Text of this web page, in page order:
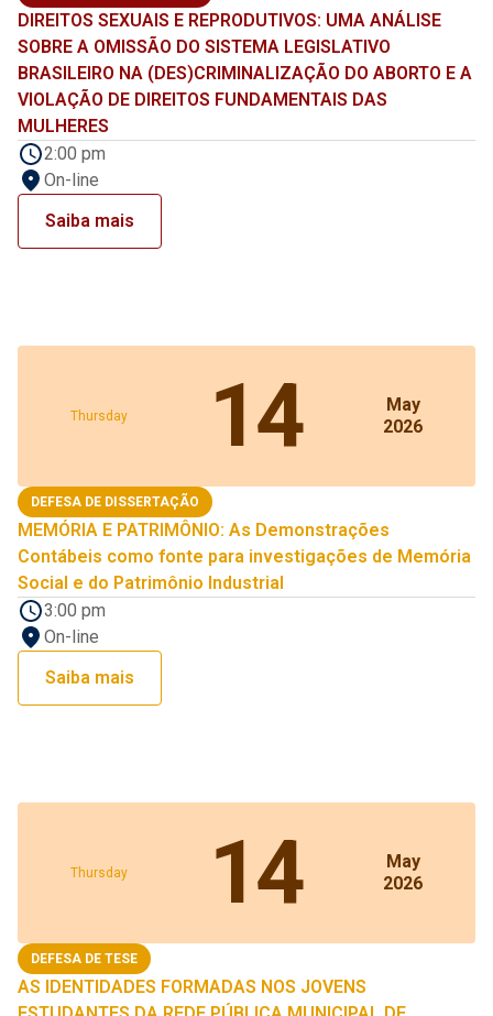
DIREITOS SEXUAIS E REPRODUTIVOS: UMA ANÁLISE
SOBRE A OMISSÃO DO SISTEMA LEGISLATIVO
BRASILEIRO NA (DES)CRIMINALIZAÇÃO DO ABORTO E A
VIOLAÇÃO DE DIREITOS FUNDAMENTAIS DAS
MULHERES
2:00 pm
On-line
Saiba mais
Thursday 14
May
2026
DEFESA DE DISSERTAÇÃO
MEMÓRIA E PATRIMÔNIO: As Demonstrações
Contábeis como fonte para investigações de Memória
Social e do Patrimônio Industrial
3:00 pm
On-line
Saiba mais
Thursday 14
May
2026
DEFESA DE TESE
AS IDENTIDADES FORMADAS NOS JOVENS